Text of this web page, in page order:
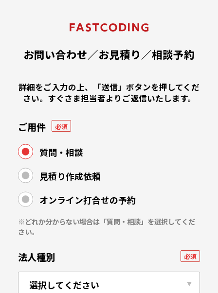
お問い合わせ／お見積り／相談予約
詳細をご入力の上、「送信」ボタンを押してくだ
さい。 すぐさま担当者よりご返信いたします。
ご用件 必須
質問・相談
見積り作成依頼
オンライン打合せの予約
※どれか分からない場合は「質問・相談」を選択してくだ
さい。
法人種別 必須